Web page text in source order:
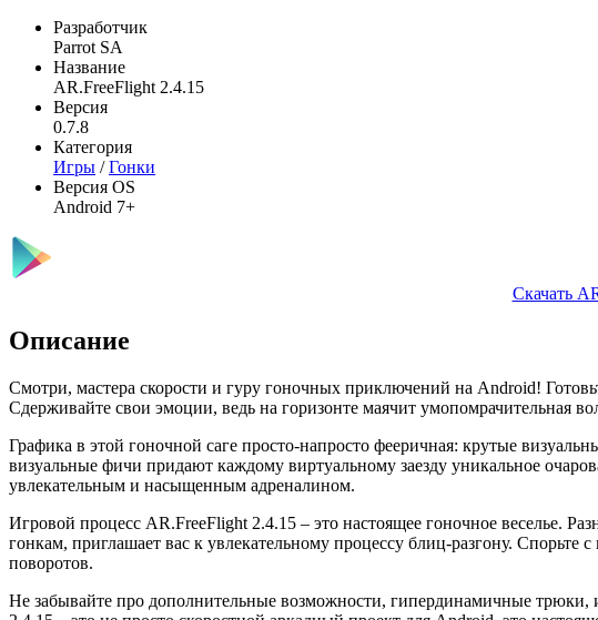
Разработчик
Parrot SA
Название
AR.FreeFlight 2.4.15
Версия
0.7.8
Категория
Игры /Гонки
Версия OS
Android 7+
Скачать
Описание
Смотри, мастера скорости и гуру гоночных приключений на Android!
Сдерживайте свои эмоции, ведь на горизонте маячит умопомрачительная
Графика в этой гоночной саге просто-напросто фееричная: крутые
визуальные фичи придают каждому виртуальному заезду уникальное
увлекательным и насыщенным адреналином.
Игровой процесс AR.FreeFlight 2.4.15 – это настоящее гоночное веселье.
гонкам, приглашает вас к увлекательному процессу блиц-разгону.
поворотов.
Не забывайте про дополнительные возможности, гипердинамичные